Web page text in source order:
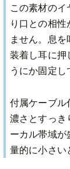
この素材の
り口との相
ません。息
装着し耳に
うにか固定し
付属ケーブル
濃さとすっき
ーカル帯域
量的に小さい